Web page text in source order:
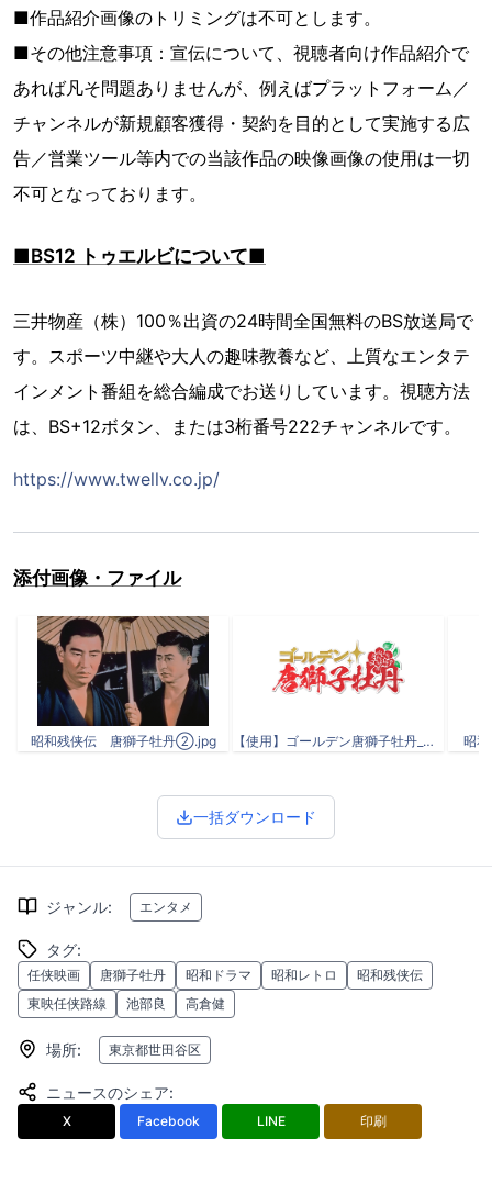
■作品紹介画像のトリミングは不可とします。
■その他注意事項：宣伝について、視聴者向け作品紹介で
あれば凡そ問題ありませんが、例えばプラットフォーム／
チャンネルが新規顧客獲得・契約を目的として実施する広
告／営業ツール等内での当該作品の映像画像の使用は一切
不可となっております。
■BS12 トゥエルビについて■
三井物産（株）100％出資の24時間全国無料のBS放送局で
す。スポーツ中継や大人の趣味教養など、上質なエンタテ
インメント番組を総合編成でお送りしています。視聴方法
は、BS+12ボタン、または3桁番号222チャンネルです。
https://www.twellv.co.jp/
添付画像・ファイル
昭和残侠伝 唐獅子牡丹②.jpg 【使用】ゴールデン唐獅子牡丹_結合.png 昭
一括ダウンロード
ジャンル: エンタメ
タグ:
任侠映画 唐獅子牡丹 昭和ドラマ 昭和レトロ
昭和残侠伝
東映任侠路線
池部良 高倉健
場所: 東京都世田谷区
ニュースのシェア:
X Facebook LINE 印刷